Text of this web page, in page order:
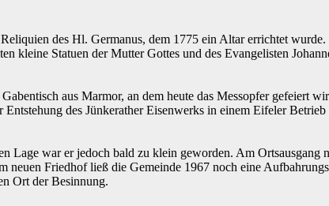
des Hl. Germanus, dem 1775 ein Altar errichtet
kleine Statuen der Mutter Gottes und des Evangelisten
aus Marmor, an dem heute das Messopfer gefeiert
Entstehung des Jünkerather Eisenwerks in einem Eifeler
Lage war er jedoch bald zu klein geworden. Am
neuen Friedhof ließ die Gemeinde 1967 noch eine
Ort der Besinnung.